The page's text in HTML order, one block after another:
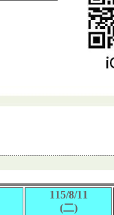
115/8/11
(二)